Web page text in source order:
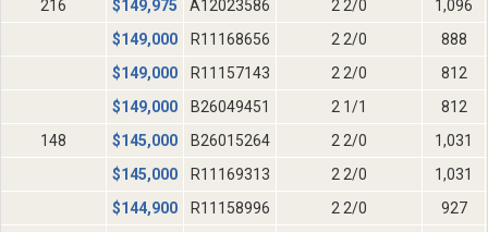
216
$149,975 A12023586 2 2/0
1,096
$149,000 R11168656 2 2/0
888
$149,000 R11157143 2 2/0
812
$149,000 B26049451 2 1/1
812
148
$145,000 B26015264 2 2/0
1,031
$145,000 R11169313 2 2/0
1,031
$144,900 R11158996 2 2/0
927